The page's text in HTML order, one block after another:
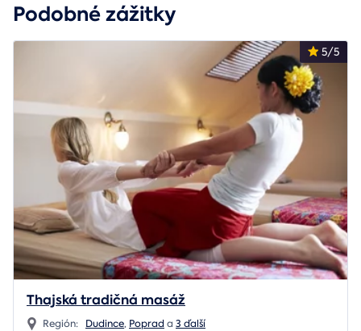
Podobné zážitky
5/5
Thajská tradičná masáž
Región: Dudince, Poprada 3 ďalší